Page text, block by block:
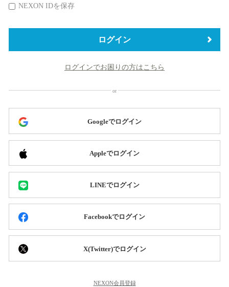
替
NEXON IDを保存
ログイン
ログインでお困りの方はこちら
Googleでログイン
Appleでログイン
LINEでログイン
Facebookでログイン
X(Twitter)でログイン
NEXON会員登録